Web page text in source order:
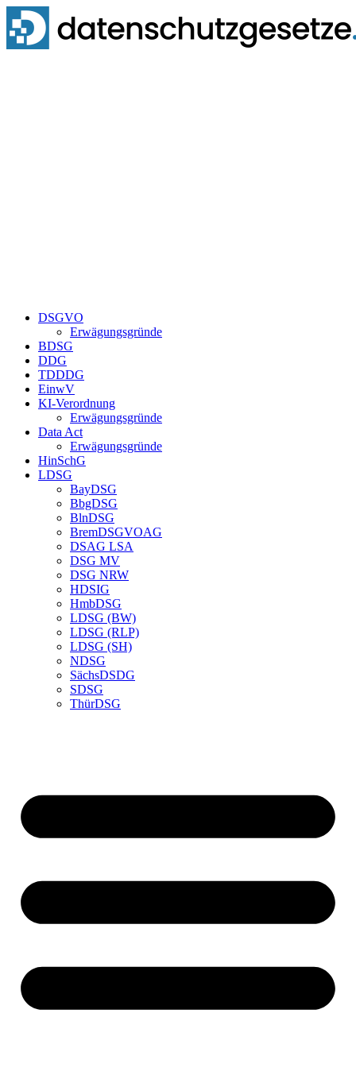
Zum
Inhalt
springen
DSGVO
Erwägungsgründe
BDSG
DDG
TDDDG
EinwV
KI-Verordnung
Erwägungsgründe
Data Act
Erwägungsgründe
HinSchG
LDSG
BayDSG
BbgDSG
BlnDSG
BremDSGVOAG
DSAG LSA
DSG MV
DSG NRW
HDSIG
HmbDSG
LDSG (BW)
LDSG (RLP)
LDSG (SH)
NDSG
SächsDSDG
SDSG
ThürDSG